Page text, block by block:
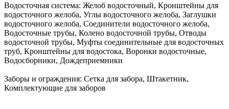
Водосточная система: Желоб водосточный, Кронштейны для
водосточного желоба, Углы водосточного желоба, Заглушки
водосточного желоба, Соединители водосточного желоба,
Водосточные трубы, Колено водосточной трубы, Отводы
водосточной трубы, Муфты соединительные для водосточных
труб, Кронштейны для водостока, Воронки водосточные,
Водосборники, Дождеприемники
Заборы и ограждения: Сетка для забора, Штакетник,
Комплектующие для заборов